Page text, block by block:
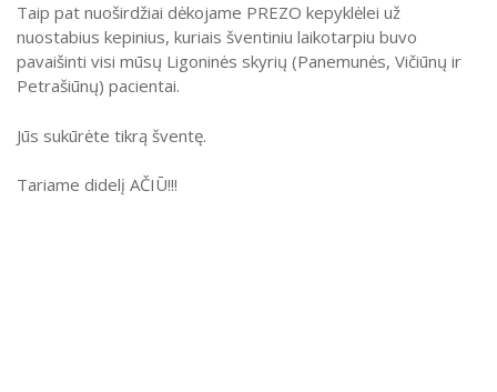
Taip pat nuoširdžiai dėkojame PREZO kepyklėlei už
nuostabius kepinius, kuriais šventiniu laikotarpiu buvo
pavaišinti visi mūsų Ligoninės skyrių (Panemunės, Vičiūnų ir
Petrašiūnų) pacientai.
Jūs sukūrėte tikrą šventę.
Tariame didelį AČIŪ!!!